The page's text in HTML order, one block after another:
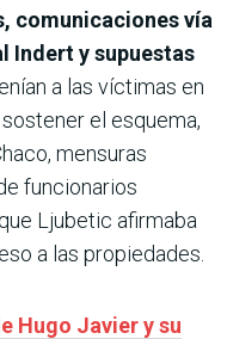
comunicaciones vía
Indert y supuestas
a las víctimas en
el esquema,
mensuras
funcionarios
Ljubetic afirmaba
a las propiedades.
Hugo Javier y su